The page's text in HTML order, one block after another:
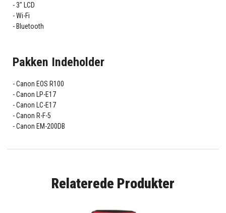
3" LCD
Wi-Fi
Bluetooth
Pakken Indeholder
Canon EOS R100
Canon LP-E17
Canon LC-E17
Canon R-F-5
Canon EM-200DB
Relaterede Produkter